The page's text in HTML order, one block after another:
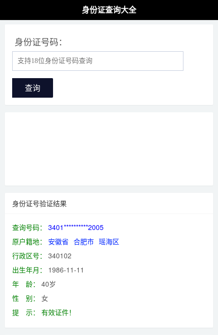
身份证查询大全
身份证号码：
查询
身份证号验证结果
查询号码：
3401**********2005
原户籍地：
安徽省 合肥市 瑶海区
行政区号：
340102
出生年月：
1986-11-11
年 龄：
40岁
性 别：
女
提 示：
有效证件！